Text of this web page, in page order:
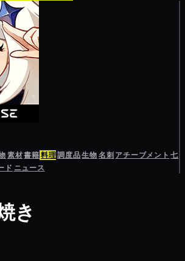
素材書籍料理調度品生物名刺 アチーブメント 七
ド ニュース
き